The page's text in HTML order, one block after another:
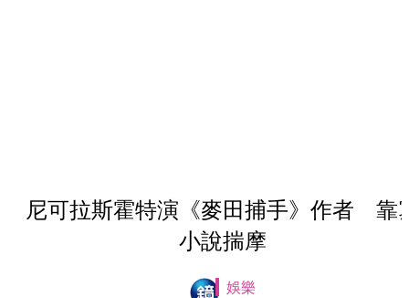
尼可拉斯霍特演《麥田捕手》作者 靠
小說揣摩
娛樂